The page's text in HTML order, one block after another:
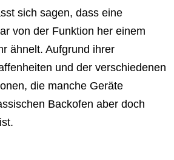
sich sagen, dass eine
von der Funktion her einem
ähnelt. Aufgrund ihrer
und der verschiedenen
die manche Geräte
Backofen aber doch